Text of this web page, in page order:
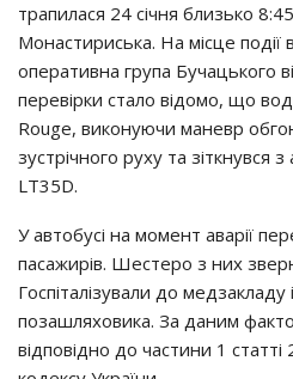
трапилася 24 січня близько
Монастириська. На місце події
оперативна група Бучацького
перевірки стало відомо, що
Rouge, виконуючи маневр
зустрічного руху та зіткнувся
LT35D.
У автобусі на момент аварії
пасажирів. Шестеро з них
Госпіталізували до медзакладу
позашляховика. За даним
відповідно до частини 1